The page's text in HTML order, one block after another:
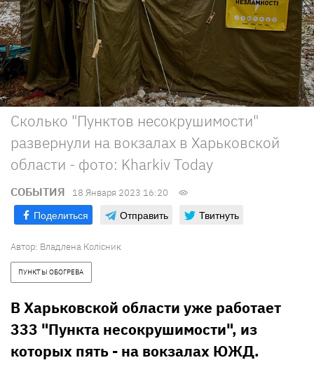
Сколько "Пунктов несокрушимости"
развернули на вокзалах в Харьковской
области - фото: Kharkiv Today
СОБЫТИЯ 18 Января 2023 16:20
Поделиться Отправить Твитнуть
Автор: Владлена Колісник
ПУНКТЫ ОБОГРЕВА
В Харьковской области уже работает
333 "Пункта несокрушимости", из
которых пять - на вокзалах ЮЖД.